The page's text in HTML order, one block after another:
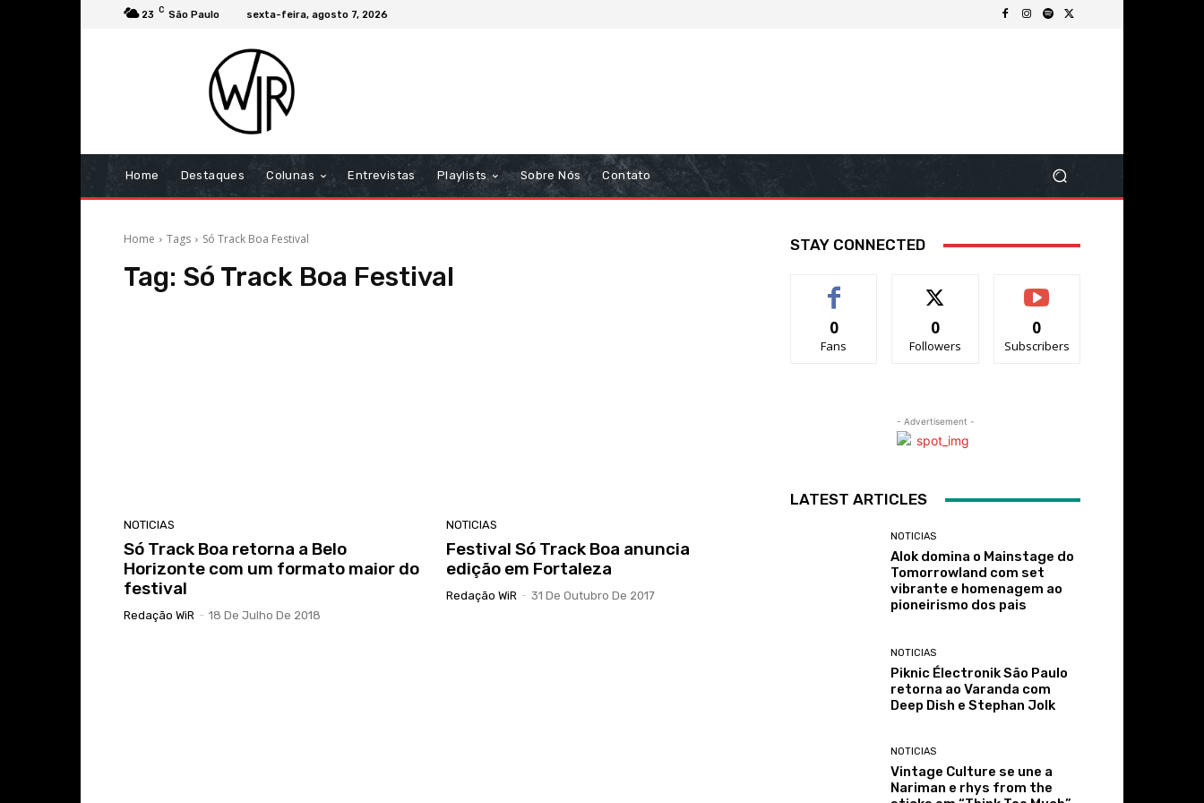
23 C São Paulo sexta-feira, agosto 7, 2026
Home Destaques Colunas Entrevistas Playlists Sobre Nós Contato
Home Tags Só Track Boa Festival
Tag: Só Track Boa Festival
NOTICIAS
Só Track Boa retorna a Belo
Horizonte com um formato maior do
festival
Redação WiR - 18 De Julho De 2018
NOTICIAS
Festival Só Track Boa anuncia
edição em Fortaleza
Redação WiR - 31 De Outubro De 2017
STAY CONNECTED
0
Fans
0
Followers
0
Subscribers
- Advertisement -
LATEST ARTICLES
NOTICIAS
Alok domina o Mainstage do
Tomorrowland com set
vibrante e homenagem ao
pioneirismo dos pais
NOTICIAS
Piknic Électronik São Paulo
retorna ao Varanda com
Deep Dish e Stephan Jolk
NOTICIAS
Vintage Culture se une a
Nariman e rhys from the